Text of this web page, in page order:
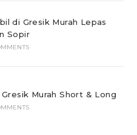
di Gresik Murah Lepas
Sopir
Murah Short & Long